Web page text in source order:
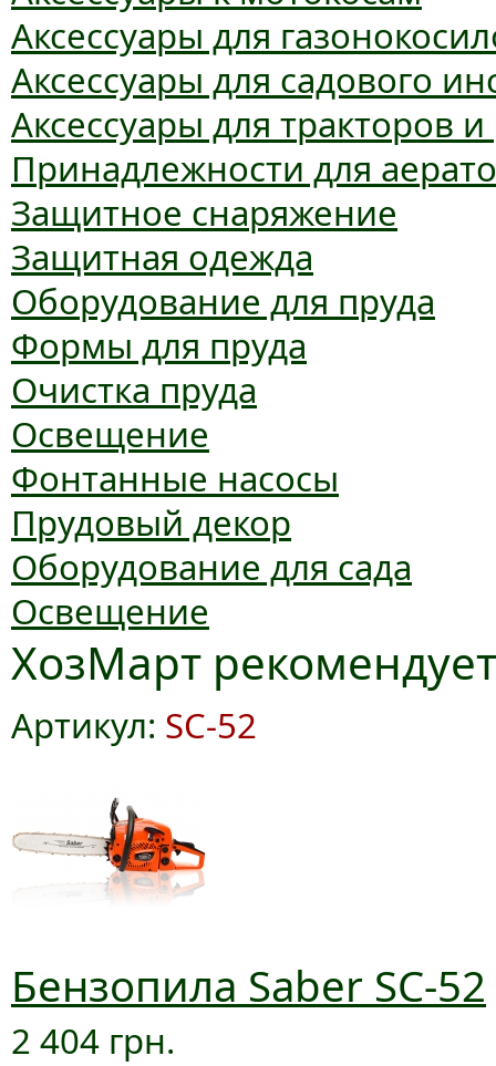
Аксессуары для
Аксессуары для садового
Аксессуары для тракторов
Принадлежности для
Защитное снаряжение
Защитная одежда
Оборудование для пруда
Формы для пруда
Очистка пруда
Освещение
Фонтанные насосы
Прудовый декор
Оборудование для сада
Освещение
ХозМарт рекомендует
Артикул: SC-52
Бензопила Saber SC-52
2 404 грн.